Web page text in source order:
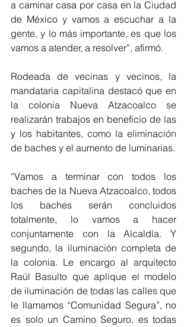
a caminar casa por casa en la Ciudad
de México y vamos a escuchar a la
gente, y lo más importante, es que los
vamos a atender, a resolver”, afirmó.
Rodeada de vecinas y vecinos, la
mandataria capitalina destacó que en
la colonia Nueva Atzacoalco se
realizarán trabajos en beneficio de las
y los habitantes, como la eliminación
“Vamos a terminar con todos los
baches de la Nueva Atzacoalco, todos
los baches serán concluidos
totalmente, lo vamos a hacer
conjuntamente con la Alcaldía. Y
segundo, la iluminación completa de
la colonia. Le encargo al arquitecto
Raúl Basulto que aplique el modelo
de iluminación de todas las calles que
le llamamos “Comunidad Segura”, no
es solo un Camino Seguro, es todas